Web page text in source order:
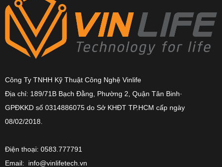
Công Ty TNHH Kỹ Thuật Công Nghệ Vinlife
Địa chỉ: 189/71B Bạch Đằng, Phường 2, Quận Tân Binh·
GPĐKKD số 0314886075 do Sở KHĐT TP.HCM cấp ngày
08/02/2018.
Điện thoại: 0583.777791
Email: info@vinlifetech.vn